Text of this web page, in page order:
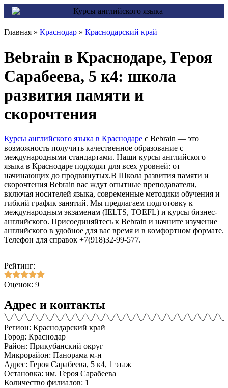
Главная » Краснодар » Краснодарский край
Bebrain в Краснодаре, Героя
Сарабеева, 5 к4: школа
развития памяти и
скорочтения
Курсы английского языка в Краснодаре с Bebrain — это
возможность получить качественное образование с
международными стандартами. Наши курсы английского
языка в Краснодаре подходят для всех уровней: от
начинающих до продвинутых.В Школа развития памяти и
скорочтения Bebrain вас ждут опытные преподаватели,
включая носителей языка, современные методики обучения и
гибкий график занятий. Мы предлагаем подготовку к
международным экзаменам (IELTS, TOEFL) и курсы бизнес-
английского. Присоединяйтесь к Bebrain и начните изучение
английского в удобное для вас время и в комфортном формате.
Телефон для справок +7(918)32-99-577.
Рейтинг:
Оценок: 9
Адрес и контакты
Регион: Краснодарский край
Город: Краснодар
Район: Прикубанский округ
Микрорайон: Панорама м-н
Адрес: Героя Сарабеева, 5 к4, 1 этаж
Остановка: им. Героя Сарабеева
Количество филиалов: 1